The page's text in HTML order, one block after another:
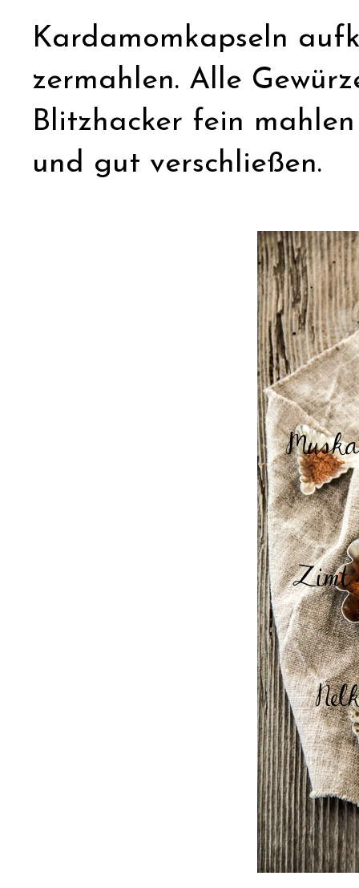
Kardamomkapseln
zermahlen. Alle
Blitzhacker fein
und gut verschließen.